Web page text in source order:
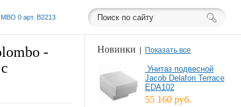
0 арт. B2213
-
Новинки Показать все
Унитаз подвесной
Jacob Delafon Terrace
EDA102
55 160 руб.